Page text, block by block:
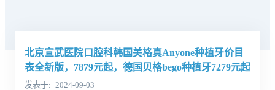
北京宣武医院口腔科韩国美格真Anyone种植牙价目
表全新版，7879元起，德国贝格bego种植牙7279元起
发表于 2024-09-03